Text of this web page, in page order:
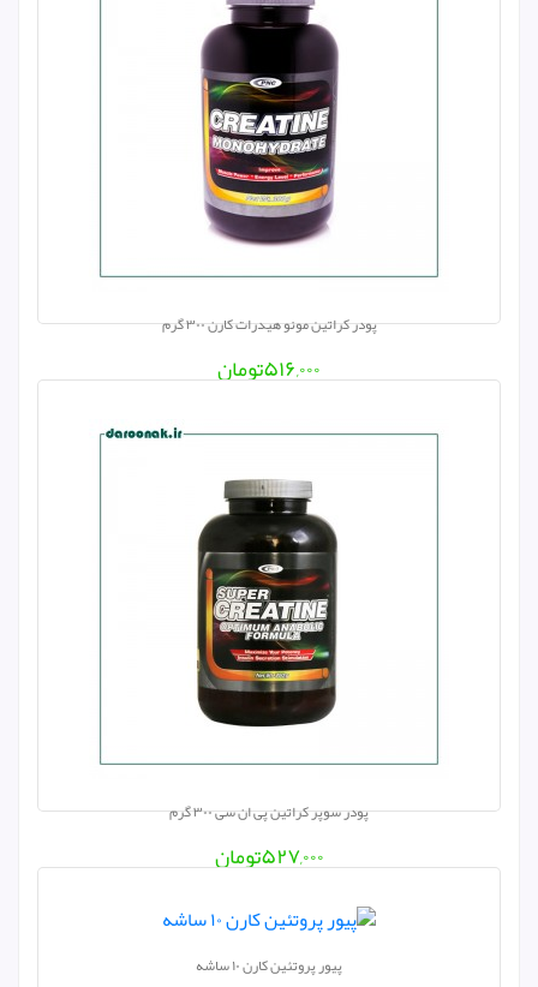
پودر کراتین مونو هیدرات کارن ۳۰۰ گرم
۵۱۶,۰۰۰تومان
پودر سوپر کراتین پی ان سی ۳۰۰ گرم
۵۲۷,۰۰۰تومان
پیور پروتئین کارن ۱۰ ساشه